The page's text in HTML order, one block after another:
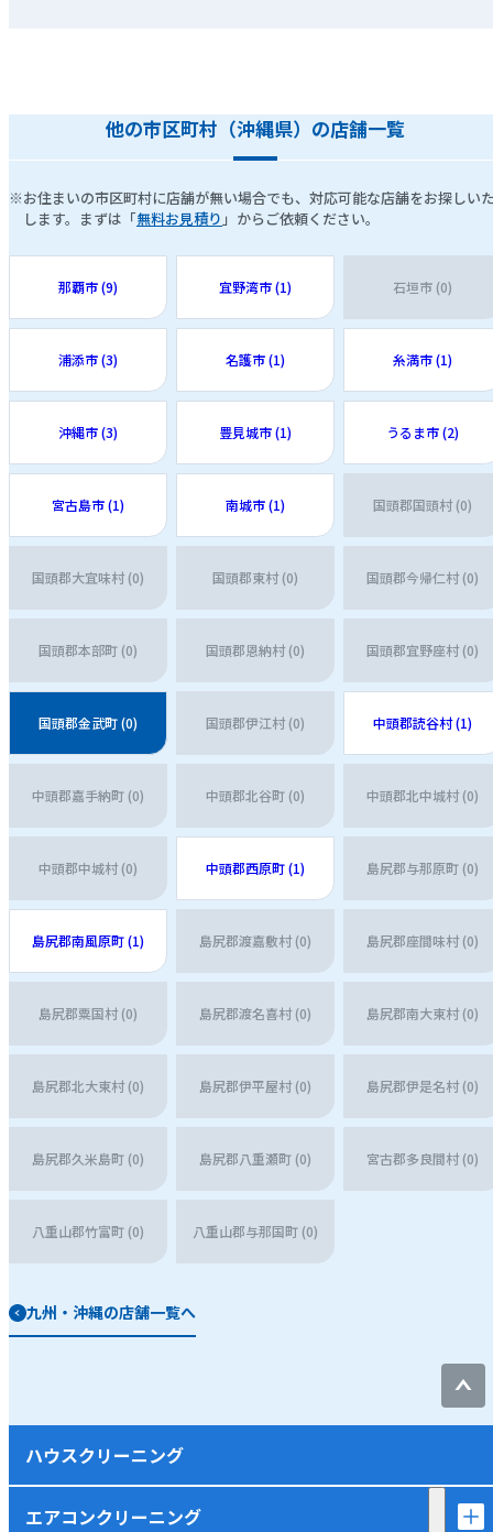
他の市区町村（沖縄県）の店舗一覧
※お住まいの市区町村に店舗が無い場合でも、対応可能な店舗をお探しい
します。まずは「無料お見積り 」からご依頼ください。
那覇市 (9) 宜野湾市 (1) 石垣市 (0)
浦添市 (3) 名護市 (1) 糸満市 (1)
沖縄市 (3) 豊見城市 (1) うるま市 (2)
宮古島市 (1) 南城市 (1) 国頭郡国頭村 (0)
国頭郡大宜味村 (0) 国頭郡東村 (0) 国頭郡今帰仁村 (0)
国頭郡本部町 (0) 国頭郡恩納村 (0) 国頭郡宜野座村 (0)
国頭郡金武町 (0) 国頭郡伊江村 (0) 中頭郡読谷村 (1)
中頭郡嘉手納町 (0) 中頭郡北谷町 (0) 中頭郡北中城村 (0)
中頭郡中城村 (0) 中頭郡西原町 (1) 島尻郡与那原町 (0)
島尻郡南風原町 (1) 島尻郡渡嘉敷村 (0) 島尻郡座間味村 (0)
島尻郡粟国村 (0) 島尻郡渡名喜村 (0) 島尻郡南大東村 (0)
島尻郡北大東村 (0) 島尻郡伊平屋村 (0) 島尻郡伊是名村 (0)
島尻郡久米島町 (0) 島尻郡八重瀬町 (0) 宮古郡多良間村 (0)
八重山郡竹富町 (0) 八重山郡与那国町 (0)
九州・沖縄の店舗一覧へ
ハウスクリーニング
エアコンクリーニング